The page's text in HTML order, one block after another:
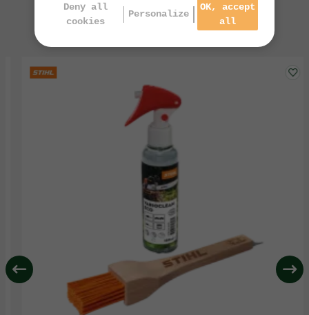
Deny all
cookies
Personalize
OK, accept
all